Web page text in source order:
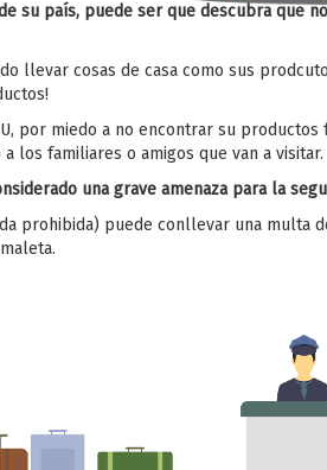
su país, puede ser que descubra que
llevar cosas de casa como sus
por miedo a no encontrar su
los familiares o amigos que van a visitar.
una grave amenaza para la
prohibida) puede conllevar una multa